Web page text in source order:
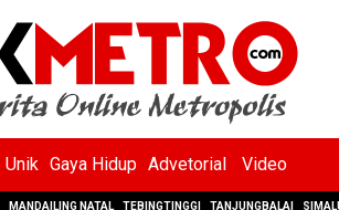
Unik Gaya Hidup Advetorial Video
MANDAILING NATAL TEBINGTINGGI TANJUNGBALAI